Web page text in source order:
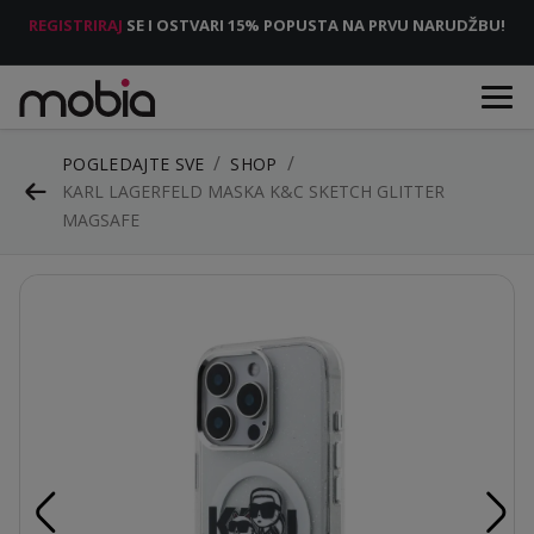
REGISTRIRAJ SE I OSTVARI 15% POPUSTA NA PRVU NARUDŽBU!
POGLEDAJTE SVE
SHOP
KARL LAGERFELD MASKA K&C SKETCH GLITTER
MAGSAFE